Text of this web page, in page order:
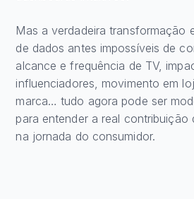
Mas a verdadeira transformação
de dados antes impossíveis de
alcance e frequência de TV,
influenciadores, movimento em
marca… tudo agora pode ser
para entender a real
na jornada do consumidor.